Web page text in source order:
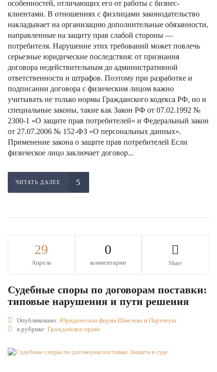
особенностей, отличающих его от работы с бизнес-
клиентами. В отношениях с физлицами законодательство
накладывает на организацию дополнительные обязанности,
направленные на защиту прав слабой стороны —
потребителя. Нарушение этих требований может повлечь
серьезные юридические последствия: от признания
договора недействительным до административной
ответственности и штрафов. Поэтому при разработке и
подписании договора с физическим лицом важно
учитывать не только нормы Гражданского кодекса РФ, но и
специальные законы, такие как Закон РФ от 07.02.1992 №
2300-1 «О защите прав потребителей» и Федеральный закон
от 27.07.2006 № 152-ФЗ «О персональных данных».
Применение закона о защите прав потребителей Если
физическое лицо заключает договор...
ЧИТАТЬ ДАЛЕЕ
29
Апрель
0
комментарии Share
Судебные споры по договорам поставки:
типовые нарушения и пути решения
Опубликовано: Юридическая фирма Шмелева и Партнеры
в рубрике: Гражданское право